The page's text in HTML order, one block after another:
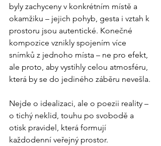
byly zachyceny v konkrétním místě a
okamžiku – jejich pohyb, gesta i vztah k
prostoru jsou autentické. Konečné
kompozice vznikly spojením více
snímků z jednoho místa – ne pro efekt,
ale proto, aby vystihly celou atmosféru,
která by se do jediného záběru nevešla.
Nejde o idealizaci, ale o poezii reality –
o tichý neklid, touhu po svobodě a
otisk pravidel, která formují
každodenní veřejný prostor.